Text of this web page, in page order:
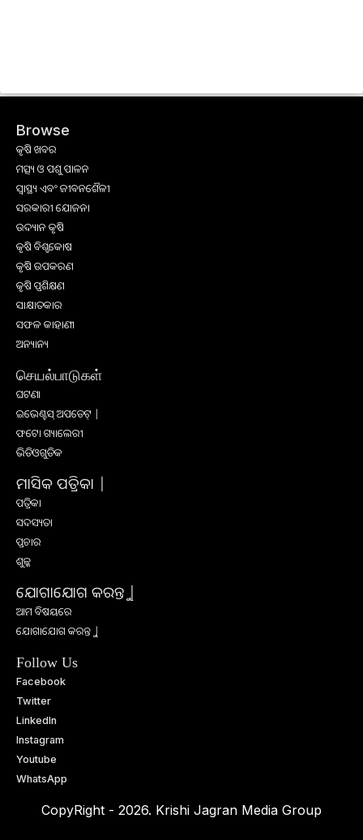
Browse
କୃଷି ଖବର
ମତ୍ସ୍ୟ ଓ ପଶୁ ପାଳନ
ସ୍ୱାସ୍ଥ୍ୟ ଏବଂ ଜୀବନଶୈଳୀ
ସରକାରୀ ଯୋଜନା
ଉଦ୍ୟାନ କୃଷି
କୃଷି ବିଶ୍ବକୋଷ
କୃଷି ଉପକରଣ
କୃଷି ପ୍ରଶିକ୍ଷଣ
ସାକ୍ଷାତକାର
ସଫଳ କାହାଣୀ
ଅନ୍ୟାନ୍ୟ
செயல்பாடுகள்
ଘଟଣା
ଇଭେଣ୍ଟସ୍ ଅପଡେଟ୍ |
ଫଟୋ ଗ୍ୟାଲେରୀ
ଭିଡିଓଗୁଡିକ
ମାସିକ ପତ୍ରିକା |
ପତ୍ରିକା
ସଦସ୍ୟତା
ପ୍ରଚାର
ଶୁଳ୍କ
ଯୋଗାଯୋଗ କରନ୍ତୁ |
ଆମ ବିଷୟରେ
ଯୋଗାଯୋଗ କରନ୍ତୁ |
Follow Us
Facebook
Twitter
LinkedIn
Instagram
Youtube
WhatsApp
CopyRight - 2026. Krishi Jagran Media Group